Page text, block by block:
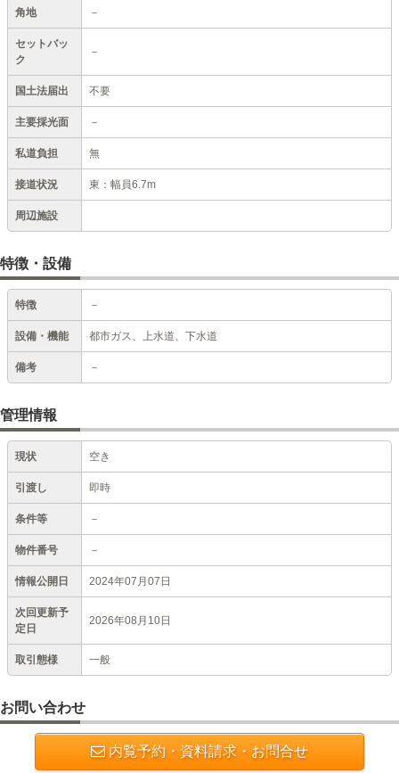
角地 －
セットバッ
ク
－
国土法届出 不要
主要採光面 －
私道負担 無
接道状況 東：幅員6.7m
周辺施設
特徴・設備
特徴 －
設備・機能 都市ガス、上水道、下水道
備考 －
管理情報
現状 空き
引渡し 即時
条件等 －
物件番号 －
情報公開日 2024年07月07日
次回更新予
定日
2026年08月10日
取引態様 一般
お問い合わせ
内覧予約・資料請求・お問合せ